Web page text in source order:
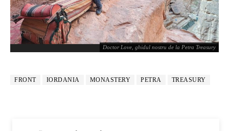
Doctor Love, ghidul nostru de la Petra Treasury
FRONT IORDANIA MONASTERY PETRA TREASURY